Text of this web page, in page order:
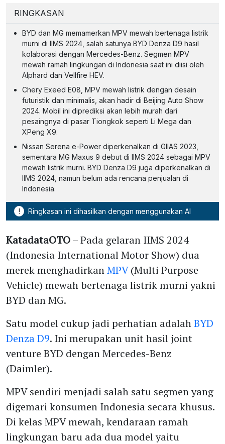
RINGKASAN
BYD dan MG memamerkan MPV mewah bertenaga listrik
murni di IIMS 2024, salah satunya BYD Denza D9 hasil
kolaborasi dengan Mercedes-Benz. Segmen MPV
mewah ramah lingkungan di Indonesia saat ini diisi oleh
Alphard dan Vellfire HEV.
Chery Exeed E08, MPV mewah listrik dengan desain
futuristik dan minimalis, akan hadir di Beijing Auto Show
2024. Mobil ini diprediksi akan lebih murah dari
pesaingnya di pasar Tiongkok seperti Li Mega dan
XPeng X9.
Nissan Serena e-Power diperkenalkan di GIIAS 2023,
sementara MG Maxus 9 debut di IIMS 2024 sebagai MPV
mewah listrik murni. BYD Denza D9 juga diperkenalkan di
IIMS 2024, namun belum ada rencana penjualan di
Indonesia.
! Ringkasan ini dihasilkan dengan menggunakan AI
KatadataOTO– Pada gelaran IIMS 2024
(Indonesia International Motor Show) dua
merek menghadirkanMPV(Multi Purpose
Vehicle) mewah bertenaga listrik murni yakni
BYD dan MG.
Satu model cukup jadi perhatian adalahBYD
Denza D9. Ini merupakan unit hasil joint
venture BYD dengan Mercedes-Benz
(Daimler).
MPV sendiri menjadi salah satu segmen yang
digemari konsumen Indonesia secara khusus.
Di kelas MPV mewah, kendaraan ramah
lingkungan baru ada dua model yaitu